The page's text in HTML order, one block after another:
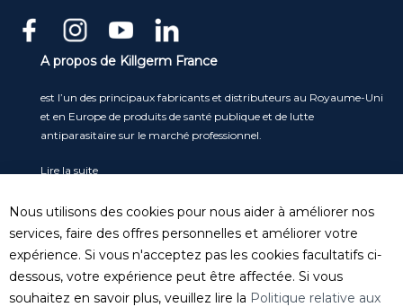
A propos de Killgerm France
est l’un des principaux fabricants et distributeurs au Royaume-Uni
et en Europe de produits de santé publique et de lutte
antiparasitaire sur le marché professionnel.
Lire la suite
Service clients
Tel: 04 74 06 17 20
serviceclient@killgerm.fr
Département technique/ FDS
Nous utilisons des cookies pour nous aider à améliorer nos
services, faire des offres personnelles et améliorer votre
expérience. Si vous n'acceptez pas les cookies facultatifs ci-
dessous, votre expérience peut être affectée. Si vous
souhaitez en savoir plus, veuillez lire la Politique relative aux